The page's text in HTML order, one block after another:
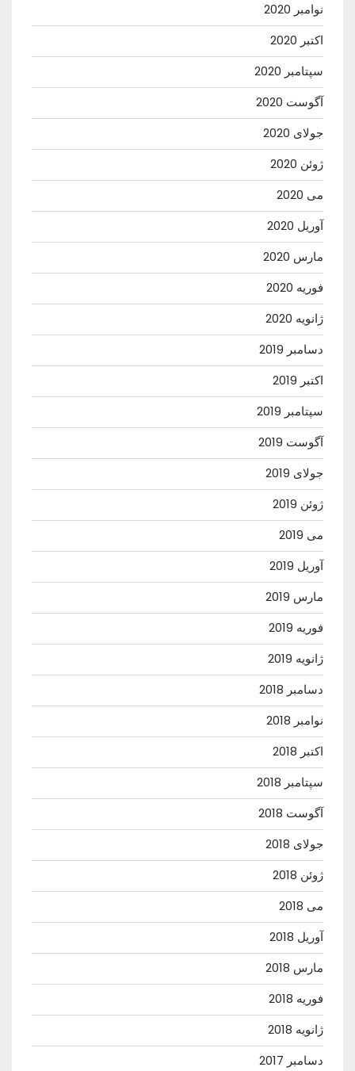
نوامبر 2020
اکتبر 2020
سپتامبر 2020
آگوست 2020
جولای 2020
ژوئن 2020
می 2020
آوریل 2020
مارس 2020
فوریه 2020
ژانویه 2020
دسامبر 2019
اکتبر 2019
سپتامبر 2019
آگوست 2019
جولای 2019
ژوئن 2019
می 2019
آوریل 2019
مارس 2019
فوریه 2019
ژانویه 2019
دسامبر 2018
نوامبر 2018
اکتبر 2018
سپتامبر 2018
آگوست 2018
جولای 2018
ژوئن 2018
می 2018
آوریل 2018
مارس 2018
فوریه 2018
ژانویه 2018
دسامبر 2017